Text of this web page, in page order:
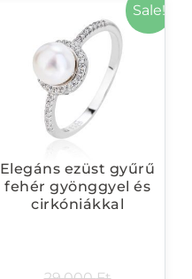
Sale!
Elegáns ezüst gyűrű
fehér gyönggyel és
cirkóniákkal